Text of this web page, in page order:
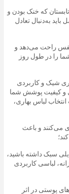
که خنک بودن و
به‌دنبال تعادل
راحت می‌دهد و
را در طول روز
شیک و کاربردی
و کیفیت پوشش شما
لباس بهاری،
می‌کنند و باعث
سبک داشته باشید،
لباسی کاربردی
پوستی در اثر